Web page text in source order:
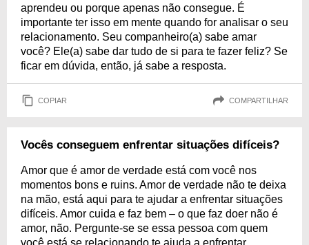
aprendeu ou porque apenas não consegue. É
importante ter isso em mente quando for analisar o seu
relacionamento. Seu companheiro(a) sabe amar
você? Ele(a) sabe dar tudo de si para te fazer feliz? Se
ficar em dúvida, então, já sabe a resposta.
COPIAR COMPARTILHAR
Vocês conseguem enfrentar situações difíceis?
Amor que é amor de verdade está com você nos
momentos bons e ruins. Amor de verdade não te deixa
na mão, está aqui para te ajudar a enfrentar situações
difíceis. Amor cuida e faz bem – o que faz doer não é
amor, não. Pergunte-se se essa pessoa com quem
você está se relacionando te ajuda a enfrentar